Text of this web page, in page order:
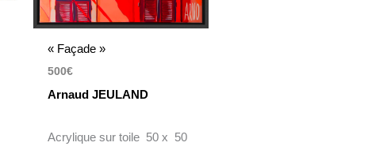
« Façade »
500€
Arnaud JEULAND
Acrylique sur toile 50 x 50